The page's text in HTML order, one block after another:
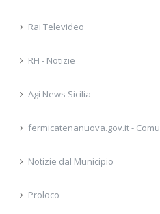
Rai Televideo
RFI - Notizie
Agi News Sicilia
fermicatenanuova.gov.it -
Notizie dal Municipio
Proloco